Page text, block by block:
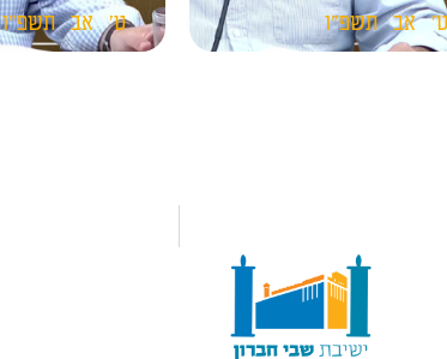
אב תשפ"ו ט' אב תשפ"ו